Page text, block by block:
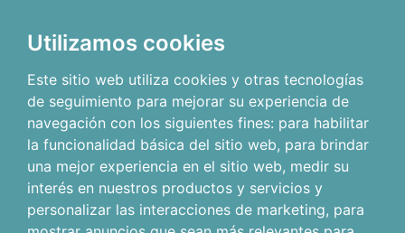
Utilizamos cookies
Este sitio web utiliza cookies y otras tecnologías
de seguimiento para mejorar su experiencia de
navegación con los siguientes fines: para habilitar
la funcionalidad básica del sitio web, para brindar
una mejor experiencia en el sitio web, medir su
interés en nuestros productos y servicios y
personalizar las interacciones de marketing, para